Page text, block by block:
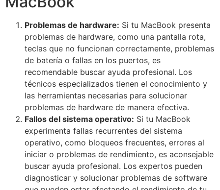
Problemas de hardware: Si tu MacBook presenta
problemas de hardware, como una pantalla rota,
teclas que no funcionan correctamente, problemas
de batería o fallas en los puertos, es
recomendable buscar ayuda profesional. Los
técnicos especializados tienen el conocimiento y
las herramientas necesarias para solucionar
problemas de hardware de manera efectiva.
Fallos del sistema operativo: Si tu MacBook
experimenta fallas recurrentes del sistema
operativo, como bloqueos frecuentes, errores al
iniciar o problemas de rendimiento, es aconsejable
buscar ayuda profesional. Los expertos pueden
diagnosticar y solucionar problemas de software